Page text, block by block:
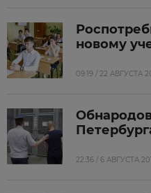
новому
09:19 / 22 АВГУСТА
22:36 / 6 АВГУСТА